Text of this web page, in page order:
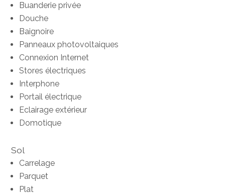
Buanderie privée
Douche
Baignoire
Panneaux photovoltaiques
Connexion Internet
Stores électriques
Interphone
Portail électrique
Eclairage extérieur
Domotique
Sol
Carrelage
Parquet
Plat